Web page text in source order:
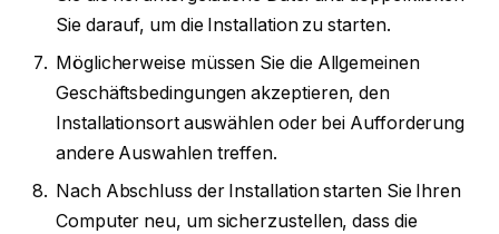
Sie darauf, um die Installation zu starten.
Möglicherweise müssen Sie die Allgemeinen
Geschäftsbedingungen akzeptieren, den
Installationsort auswählen oder bei Aufforderung
andere Auswahlen treffen.
Nach Abschluss der Installation starten Sie Ihren
Computer neu, um sicherzustellen, dass die